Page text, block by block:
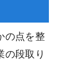
の点を整
の段取り